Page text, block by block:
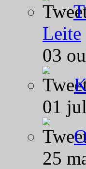
Leite
03
01
25